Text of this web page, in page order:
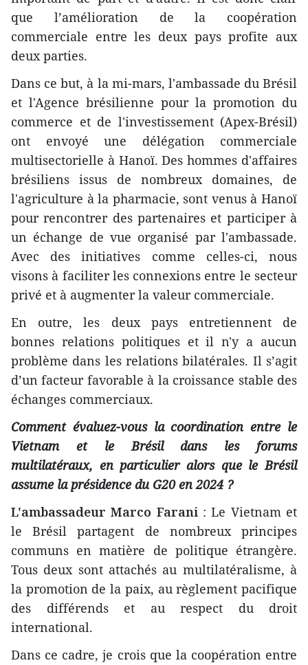
que l’amélioration de la coopération
commerciale entre les deux pays profite aux
deux parties.
Dans ce but, à la mi-mars, l'ambassade du Brésil
et l'Agence brésilienne pour la promotion du
commerce et de l'investissement (Apex-Brésil)
ont envoyé une délégation commerciale
multisectorielle à Hanoï. Des hommes d'affaires
brésiliens issus de nombreux domaines, de
l'agriculture à la pharmacie, sont venus à Hanoï
pour rencontrer des partenaires et participer à
un échange de vue organisé par l'ambassade.
Avec des initiatives comme celles-ci, nous
visons à faciliter les connexions entre le secteur
privé et à augmenter la valeur commerciale.
En outre, les deux pays entretiennent de
bonnes relations politiques et il n'y a aucun
problème dans les relations bilatérales. Il s’agit
d’un facteur favorable à la croissance stable des
échanges commerciaux.
Comment évaluez-vous la coordination entre le
Vietnam et le Brésil dans les forums
multilatéraux, en particulier alors que le Brésil
assume la présidence du G20 en 2024 ?
L'ambassadeur Marco Farani : Le Vietnam et
le Brésil partagent de nombreux principes
communs en matière de politique étrangère.
Tous deux sont attachés au multilatéralisme, à
la promotion de la paix, au règlement pacifique
des différends et au respect du droit
international.
Dans ce cadre, je crois que la coopération entre